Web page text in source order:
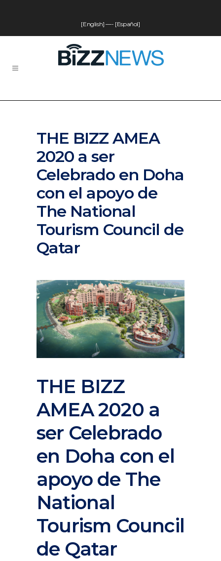
[English] —- [Español]
THE BIZZ AMEA
2020 a ser
Celebrado en Doha
con el apoyo de
The National
Tourism Council de
Qatar
THE BIZZ
AMEA 2020 a
ser Celebrado
en Doha con el
apoyo de The
National
Tourism Council
de Qatar